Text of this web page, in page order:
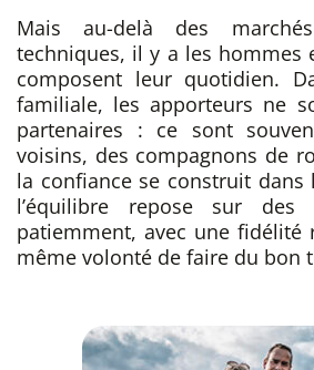
Mais au-delà des
techniques, il y a les hommes
composent leur quotidien.
familiale, les apporteurs ne
partenaires : ce sont
voisins, des compagnons de
la confiance se construit dans
l’équilibre repose sur des
patiemment, avec une fidélité
même volonté de faire du bon